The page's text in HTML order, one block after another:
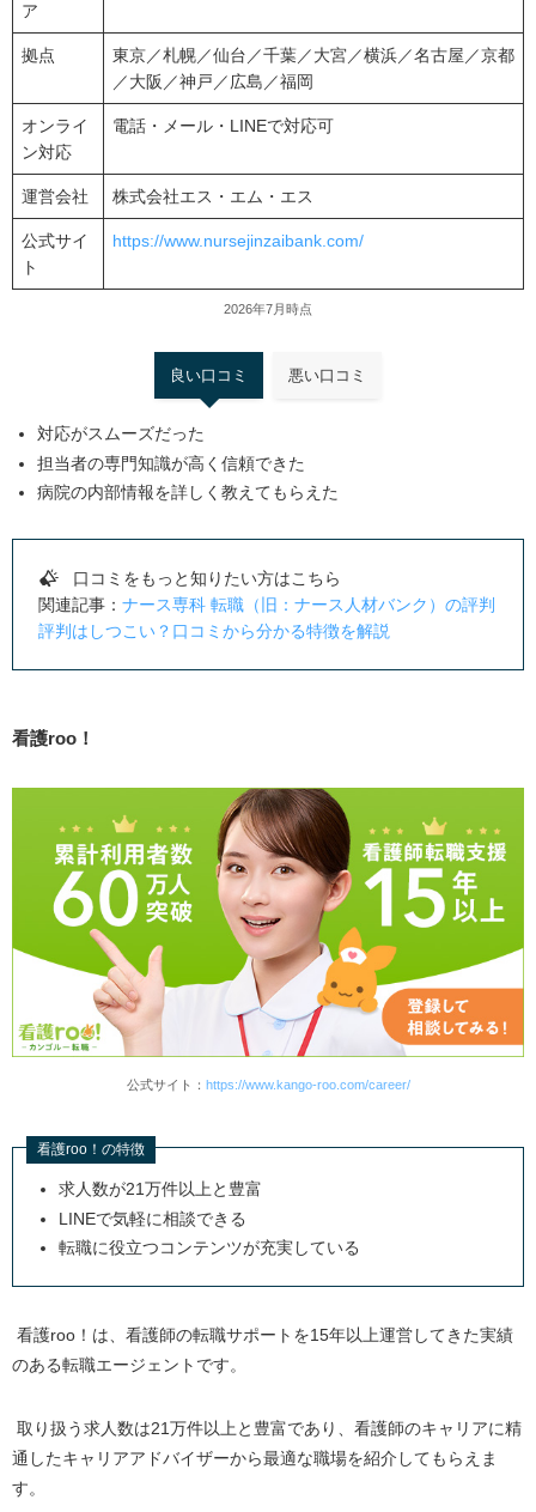
ア
拠点
東京／札幌／仙台／千葉／大宮／横浜／名古屋／京都
／大阪／神戸／広島／福岡
オンライ
ン対応
電話・メール・LINEで対応可
運営会社 株式会社エス・エム・エス
公式サイ
ト
https://www.nursejinzaibank.com/
2026年7月時点
良い口コミ 悪い口コミ
対応がスムーズだった
担当者の専門知識が高く信頼できた
病院の内部情報を詳しく教えてもらえた
口コミをもっと知りたい方はこちら
関連記事： ナース専科 転職（旧：ナース人材バンク）の評判
評判はしつこい？口コミから分かる特徴を解説
看護roo！
公式サイト： https://www.kango-roo.com/career/
看護roo！の特徴
求人数が21万件以上と豊富
LINEで気軽に相談できる
転職に役立つコンテンツが充実している
看護roo！は、看護師の転職サポートを15年以上運営してきた実績
のある転職エージェントです。
取り扱う求人数は21万件以上と豊富であり、看護師のキャリアに精
通したキャリアアドバイザーから最適な職場を紹介してもらえま
す。